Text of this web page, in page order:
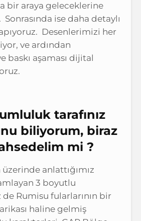
bir araya geleceklerine
ise daha detaylı
Desenlerimizi her
ve ardından
baskı aşaması dijital
tarafınız
biliyorum, biraz
mi ?
anlattığımız
3 boyutlu
Rumisu fularlarının bir
haline gelmiş